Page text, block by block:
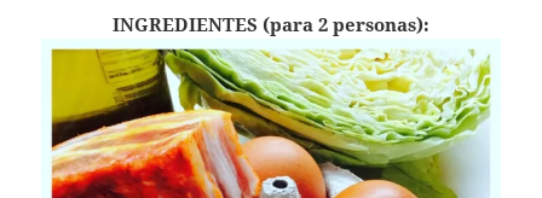
INGREDIENTES (para 2 personas):